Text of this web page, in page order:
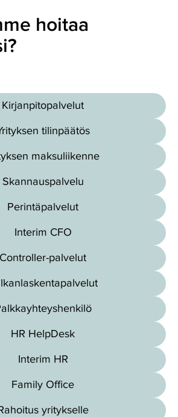
hoitaa
Kirjanpitopalvelut
tilinpäätös
maksuliikenne
Skannauspalvelu
Perintäpalvelut
Interim CFO
Controller-palvelut
HR HelpDesk
Interim HR
Family Office
yritykselle